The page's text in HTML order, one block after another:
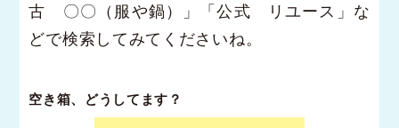
古 〇〇（服や鍋）」「公式 リユース」な
どで検索してみてくださいね。
空き箱、どうしてます？